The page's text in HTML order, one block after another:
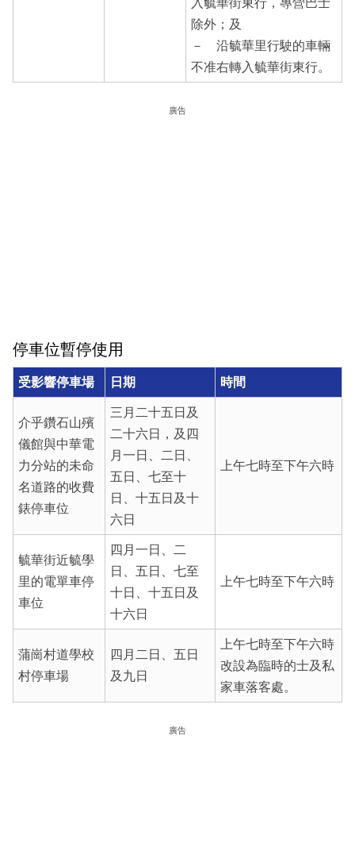
除外；及
－ 沿毓華里行駛的車輛
不准右轉入毓華街東行。
廣告
停車位暫停使用
受影響停車場 日期 時間
介乎鑽石山殯
儀館與中華電
力分站的未命
名道路的收費
錶停車位
三月二十五日及
二十六日，及四
月一日、二日、
五日、七至十
日、十五日及十
六日
上午七時至下午六時
毓華街近毓學
里的電單車停
車位
四月一日、二
日、五日、七至
十日、十五日及
十六日
上午七時至下午六時
蒲崗村道學校
村停車場
四月二日、五日
及九日
上午七時至下午六時
改設為臨時的士及私
家車落客處。
廣告